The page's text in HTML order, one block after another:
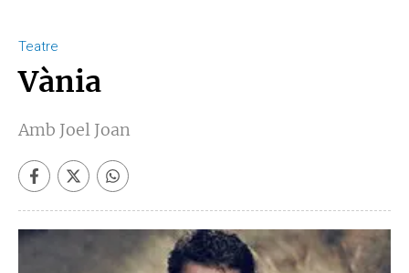
Teatre
Vània
Amb Joel Joan